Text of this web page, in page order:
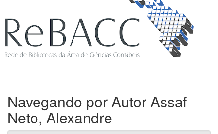
Navegando por Autor Assaf
Neto, Alexandre